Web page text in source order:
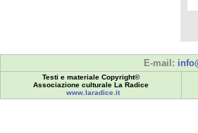
E-mail:
Testi e materiale Copyright©
Associazione culturale La Radice
www.laradice.it